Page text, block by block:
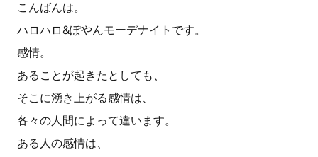
こんばんは。
ハロハロ&ぽやんモーデナイトです。
感情。
あることが起きたとしても、
そこに湧き上がる感情は、
各々の人間によって違います。
ある人の感情は、